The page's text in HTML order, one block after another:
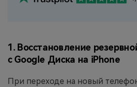
1. Восстановление
с Google Диска на iPhone
При переходе на новый